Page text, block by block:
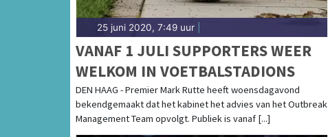
25 juni 2020, 7:49 uur
VANAF 1 JULI SUPPORTERS WEER
WELKOM IN VOETBALSTADIONS
DEN HAAG - Premier Mark Rutte heeft woensdagavond
bekendgemaakt dat het kabinet het advies van het Outbreak
Management Team opvolgt. Publiek is vanaf [...]